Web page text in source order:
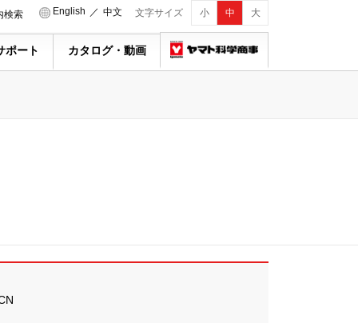
文字サイズ 小 中 大
English ／ 中文
検索
ポート カタログ・動画